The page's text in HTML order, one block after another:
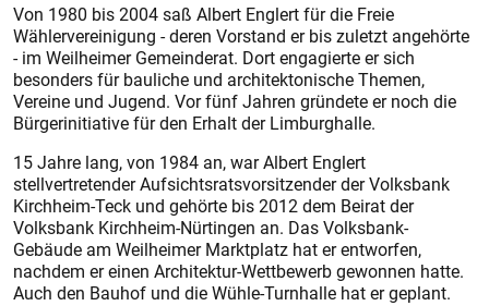
Von 1980 bis 2004 saß Albert Englert für die Freie
Wählervereinigung - deren Vorstand er bis zuletzt angehörte
- im Weilheimer Gemeinderat. Dort engagierte er sich
besonders für bauliche und architektonische Themen,
Vereine und Jugend. Vor fünf Jahren gründete er noch die
Bürgerinitiative für den Erhalt der Limburghalle.
15 Jahre lang, von 1984 an, war Albert Englert
stellvertretender Aufsichtsratsvorsitzender der Volksbank
Kirchheim-Teck und gehörte bis 2012 dem Beirat der
Volksbank Kirchheim-Nürtingen an. Das Volksbank-
Gebäude am Weilheimer Marktplatz hat er entworfen,
nachdem er einen Architektur-Wettbewerb gewonnen hatte.
Auch den Bauhof und die Wühle-Turnhalle hat er geplant.